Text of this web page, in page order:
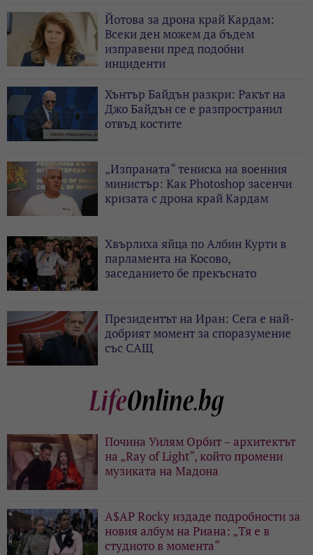
Йотова за дрона край Кардам:
Всеки ден можем да бъдем
изправени пред подобни
инциденти
Хънтър Байдън разкри: Ракът на
Джо Байдън се е разпространил
отвъд костите
„Изпраната“ тениска на военния
министър: Как Photoshop засенчи
кризата с дрона край Кардам
Хвърлиха яйца по Албин Курти в
парламента на Косово,
заседанието бе прекъснато
Президентът на Иран: Сега е най-
добрият момент за споразумение
със САЩ
Почина Уилям Орбит – архитектът
на „Ray of Light“, който промени
музиката на Мадона
A$AP Rocky издаде подробности за
новия албум на Риана: „Тя е в
студиото в момента“